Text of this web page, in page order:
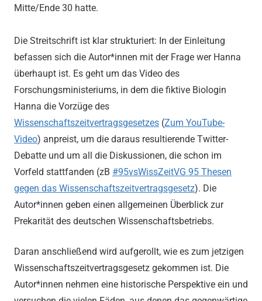
Mitte/Ende 30 hatte.
Die Streitschrift ist klar strukturiert: In der Einleitung
befassen sich die Autor*innen mit der Frage wer Hanna
überhaupt ist. Es geht um das Video des
Forschungsministeriums, in dem die fiktive Biologin
Hanna die Vorzüge des
Wissenschaftszeitvertragsgesetzes (Zum YouTube-
Video) anpreist, um die daraus resultierende Twitter-
Debatte und um all die Diskussionen, die schon im
Vorfeld stattfanden (zB #95vsWissZeitVG 95 Thesen
gegen das Wissenschaftszeitvertragsgesetz). Die
Autor*innen geben einen allgemeinen Überblick zur
Prekarität des deutschen Wissenschaftsbetriebs.
Daran anschließend wird aufgerollt, wie es zum jetzigen
Wissenschaftszeitvertragsgesetz gekommen ist. Die
Autor*innen nehmen eine historische Perspektive ein und